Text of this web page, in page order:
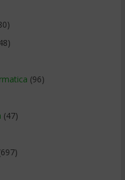
(96)
(47)